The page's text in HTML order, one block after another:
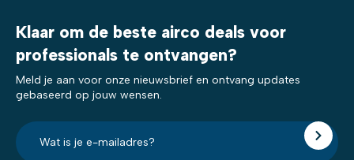
Klaar om de beste airco deals voor
professionals te ontvangen?
Meld je aan voor onze nieuwsbrief en ontvang updates
gebaseerd op jouw wensen.
E-
mailadres?
*